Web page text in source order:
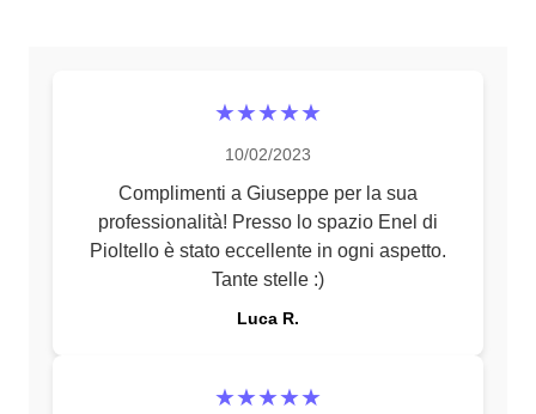
★★★★★
10/02/2023
Complimenti a Giuseppe per la sua
professionalità! Presso lo spazio Enel di
Pioltello è stato eccellente in ogni aspetto.
Tante stelle :)
Luca R.
★★★★★